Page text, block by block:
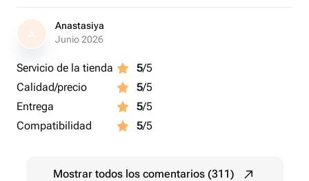
A
Anastasiya
Junio 2026
Servicio de la tienda 5/5
Calidad/precio
5/5
Entrega
5/5
Compatibilidad
5/5
Mostrar todos los comentarios (311)